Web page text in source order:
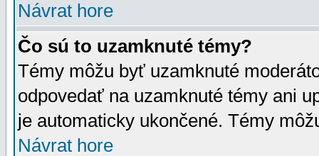
Návrat hore
Čo sú to uzamknuté témy?
Témy môžu byť uzamknuté
odpovedať na uzamknuté témy ani
je automaticky ukončené. Témy
Návrat hore